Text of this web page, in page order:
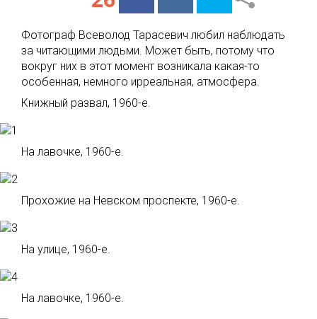
Фотограф Всеволод Тарасевич любил наблюдать
за читающими людьми. Может быть, потому что
вокруг них в этот момент возникала какая-то
особенная, немного ирреальная, атмосфера.
Книжный развал, 1960-е.
На лавочке, 1960-е.
Прохожие на Невском проспекте, 1960-е.
На улице, 1960-е.
На лавочке, 1960-е.